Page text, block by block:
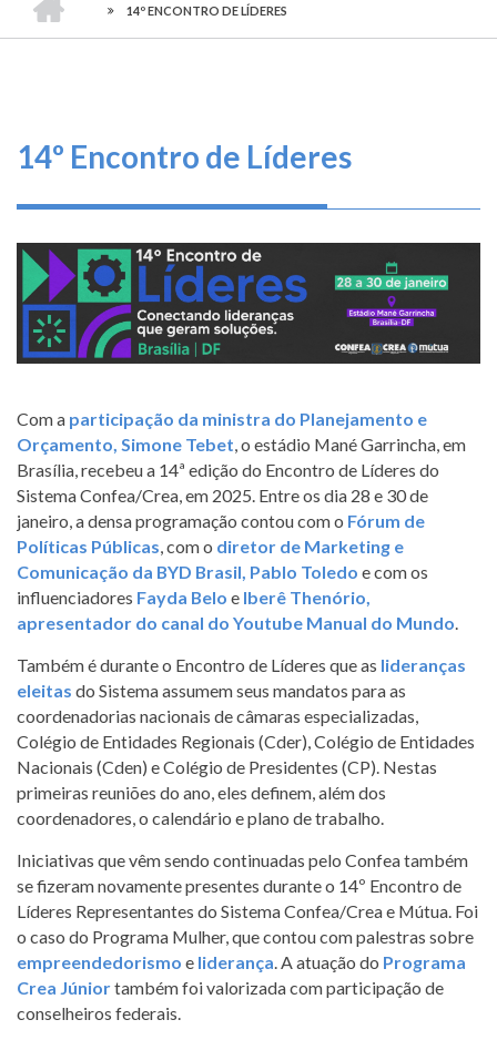
O
que
se
Fale
Conosco
Transparência
e
de
Contas
TRILHA
DE
-
CONSELHO
FEDERAL
14º ENCONTRO DE LÍDERES
14º Encontro de Líderes
Com a participação da ministra do Planejamento e
Orçamento, Simone Tebet , o estádio Mané Garrincha, em
Brasília, recebeu a 14ª edição do Encontro de Líderes do
Sistema Confea/Crea, em 2025. Entre os dia 28 e 30 de
janeiro, a densa programação contou com o Fórum de
Políticas Públicas , com o diretor de Marketing e
Comunicação da BYD Brasil, Pablo Toledo e com os
influenciadores Fayda Belo e Iberê Thenório,
apresentador do canal do Youtube Manual do Mundo
Também é durante o Encontro de Líderes que as lideranças
eleitas do Sistema assumem seus mandatos para as
coordenadorias nacionais de câmaras especializadas,
Colégio de Entidades Regionais (Cder), Colégio de Entidades
Nacionais (Cden) e Colégio de Presidentes (CP). Nestas
primeiras reuniões do ano, eles definem, além dos
coordenadores, o calendário e plano de trabalho.
Iniciativas que vêm sendo continuadas pelo Confea também
se fizeram novamente presentes durante o 14º Encontro de
Líderes Representantes do Sistema Confea/Crea e Mútua. Foi
o caso do Programa Mulher, que contou com palestras sobre
empreendedorismo e liderança . A atuação do Programa
Crea Júniortambém foi valorizada com participação de
conselheiros federais.